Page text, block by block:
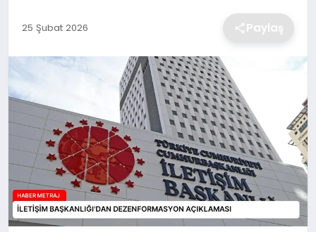
EKONOMİ
MAGAZİN
TEKNOLOJİ
SAĞLIK
EĞİTİM
25 Şubat 2026 Paylaş